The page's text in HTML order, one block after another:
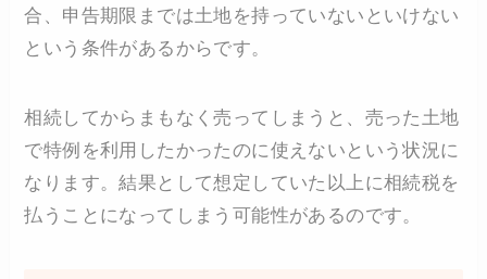
合、申告期限までは土地を持っていないといけない
という条件があるからです。
相続してからまもなく売ってしまうと、売った土地
で特例を利用したかったのに使えないという状況に
なります。結果として想定していた以上に相続税を
払うことになってしまう可能性があるのです。